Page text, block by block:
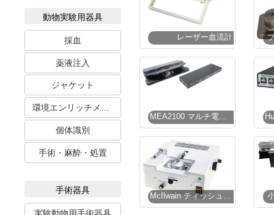
動物実験用器具
採血
薬液注入
ジャケット
個体識別
手術・麻酔・処置
手術器具
実験動物用手術器具
レーザー血流計
MEA2100 マルチ電極アレーシステム
McIlwain ティッシュチョッパー